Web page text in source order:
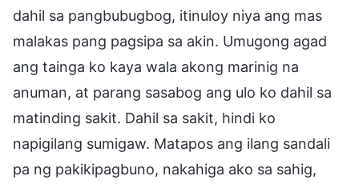
dahil sa pangbubugbog, itinuloy niya ang mas
malakas pang pagsipa sa akin. Umugong agad
ang tainga ko kaya wala akong marinig na
anuman, at parang sasabog ang ulo ko dahil sa
matinding sakit. Dahil sa sakit, hindi ko
napigilang sumigaw. Matapos ang ilang sandali
pa ng pakikipagbuno, nakahiga ako sa sahig,